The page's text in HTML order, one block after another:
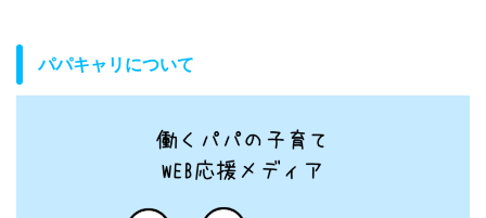
パパキャリについて